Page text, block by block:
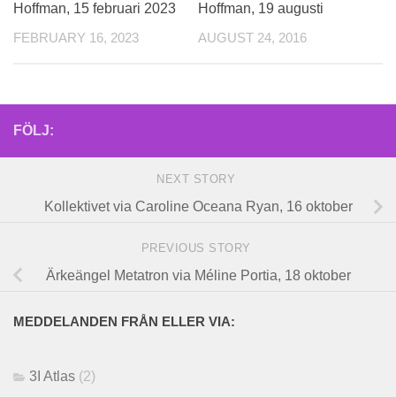
Hoffman, 15 februari 2023
FEBRUARY 16, 2023
Hoffman, 19 augusti
AUGUST 24, 2016
FÖLJ:
NEXT STORY
Kollektivet via Caroline Oceana Ryan, 16 oktober
PREVIOUS STORY
Ärkeängel Metatron via Méline Portia, 18 oktober
MEDDELANDEN FRÅN ELLER VIA:
3I Atlas (2)